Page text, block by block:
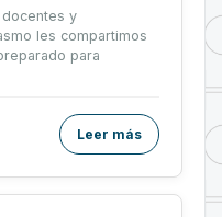
y
les compartimos
para
Leer más